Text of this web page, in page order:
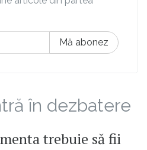
Mă abonez
în dezbatere
trebuie să fii